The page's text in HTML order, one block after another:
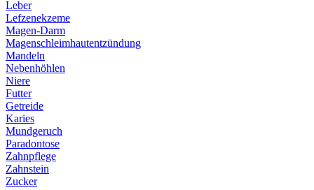
Leber
Lefzenekzeme
Magen-Darm
Magenschleimhautentzündung
Mandeln
Nebenhöhlen
Niere
Futter
Getreide
Karies
Mundgeruch
Paradontose
Zahnpflege
Zahnstein
Zucker